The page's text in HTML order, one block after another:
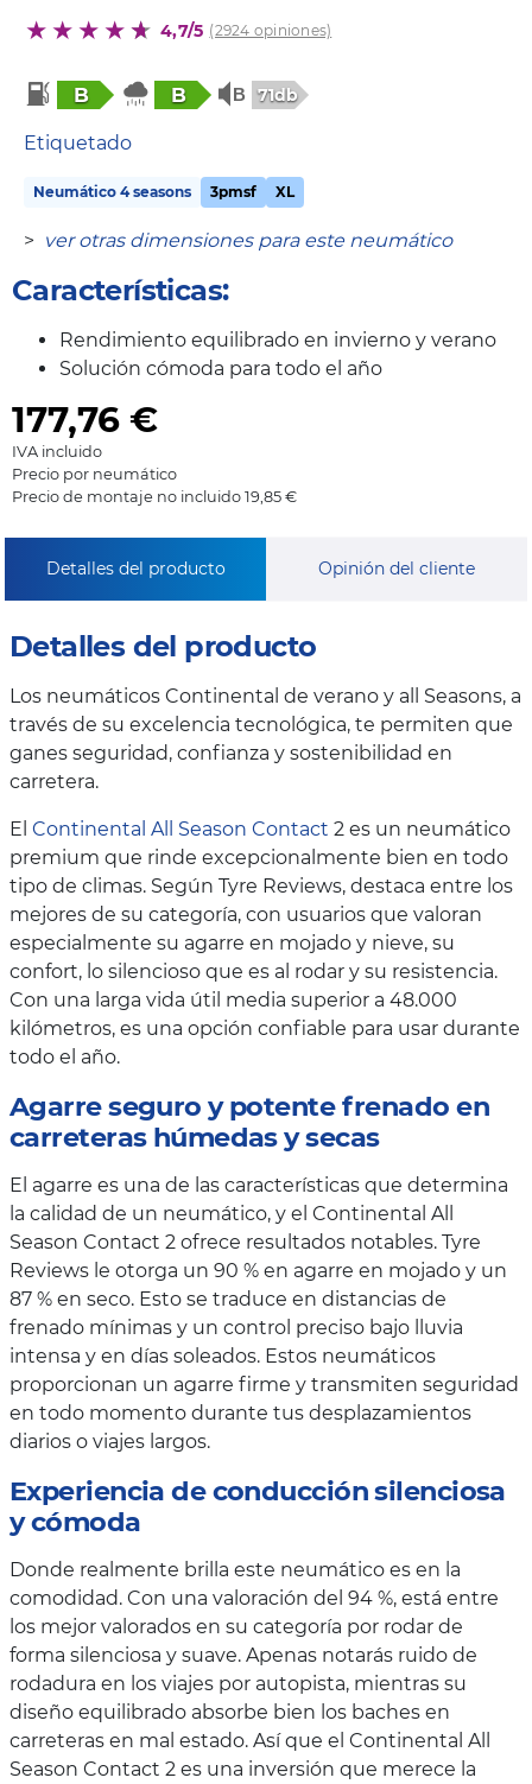
4,7/5 (2924 opiniones)
B B 71db
Etiquetado
Neumático 4 seasons 3pmsf XL
> ver otras dimensiones para este neumático
Características:
Rendimiento equilibrado en invierno y verano
Solución cómoda para todo el año
177,76 €
IVA incluido
Precio por neumático
Precio de montaje no incluido 19,85 €
Detalles del producto Opinión del cliente
Detalles del producto
Los neumáticos Continental de verano y all Seasons, a
través de su excelencia tecnológica, te permiten que
ganes seguridad, confianza y sostenibilidad en
carretera.
El Continental All Season Contact 2 es un neumático
premium que rinde excepcionalmente bien en todo
tipo de climas. Según Tyre Reviews, destaca entre los
mejores de su categoría, con usuarios que valoran
especialmente su agarre en mojado y nieve, su
confort, lo silencioso que es al rodar y su resistencia.
Con una larga vida útil media superior a 48.000
kilómetros, es una opción confiable para usar durante
todo el año.
Agarre seguro y potente frenado en
carreteras húmedas y secas
El agarre es una de las características que determina
la calidad de un neumático, y el Continental All
Season Contact 2 ofrece resultados notables. Tyre
Reviews le otorga un 90 % en agarre en mojado y un
87 % en seco. Esto se traduce en distancias de
frenado mínimas y un control preciso bajo lluvia
intensa y en días soleados. Estos neumáticos
proporcionan un agarre firme y transmiten seguridad
en todo momento durante tus desplazamientos
diarios o viajes largos.
Experiencia de conducción silenciosa
y cómoda
Donde realmente brilla este neumático es en la
comodidad. Con una valoración del 94 %, está entre
los mejor valorados en su categoría por rodar de
forma silenciosa y suave. Apenas notarás ruido de
rodadura en los viajes por autopista, mientras su
diseño equilibrado absorbe bien los baches en
carreteras en mal estado. Así que el Continental All
Season Contact 2 es una inversión que merece la